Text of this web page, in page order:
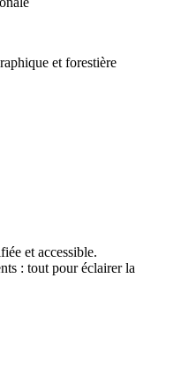
et forestière
et accessible.
: tout pour éclairer la